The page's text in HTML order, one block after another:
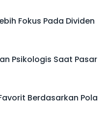
Fokus Pada Dividen
Psikologis Saat Pasar
Berdasarkan Pola